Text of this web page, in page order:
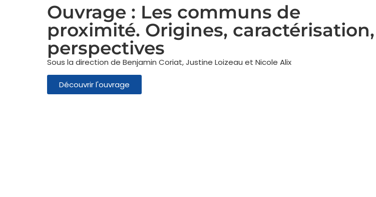
Ouvrage : Les communs de
proximité. Origines, caractérisation,
perspectives
Sous la direction de Benjamin Coriat, Justine Loizeau et Nicole Alix
Découvrir l'ouvrage